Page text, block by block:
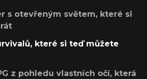
s otevřeným světem, které si
které si teď můžete
z pohledu vlastních očí, která